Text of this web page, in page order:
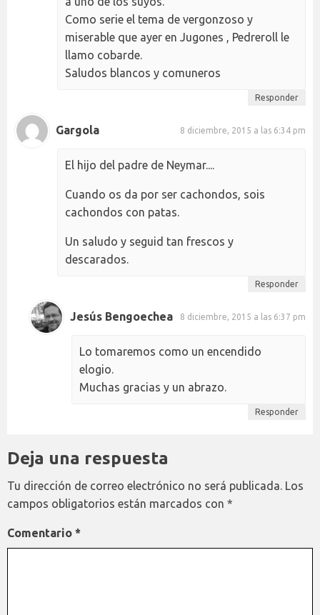
Como serie el tema de vergonzoso y
miserable que ayer en Jugones , Pedreroll le
llamo cobarde.
Saludos blancos y comuneros
Responder
Gargola 8 diciembre, 2015 a las 6:34 pm
El hijo del padre de Neymar....
Cuando os da por ser cachondos, sois
cachondos con patas.
Un saludo y seguid tan frescos y
descarados.
Responder
Jesús Bengoechea 8 diciembre, 2015 a las 6:37 pm
Lo tomaremos como un encendido
elogio.
Muchas gracias y un abrazo.
Responder
Deja una respuesta
Tu dirección de correo electrónico no será publicada. Los
campos obligatorios están marcados con *
Comentario *